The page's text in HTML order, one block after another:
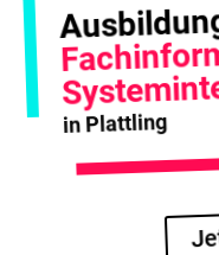
in Plattling